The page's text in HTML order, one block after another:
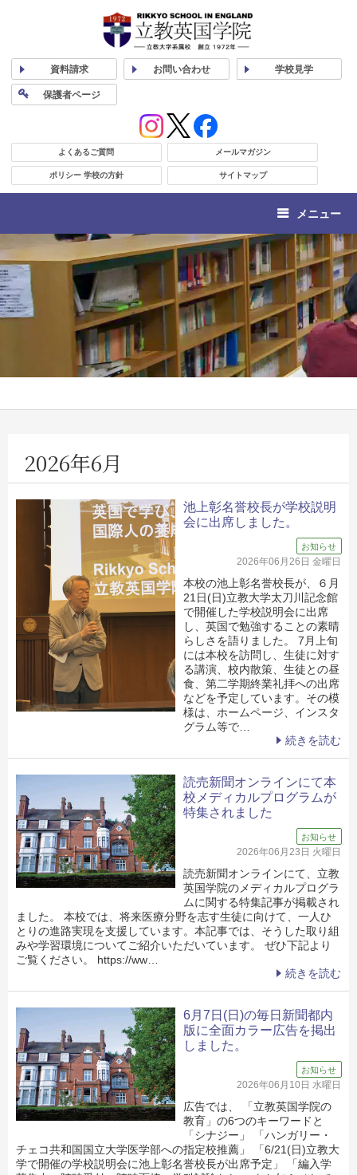
資料請求 お問い合わせ 学校見学
保護者ページ
よくあるご質問 メールマガジン
ポリシー 学校の方針 サイトマップ
メニュー
2026年6月
池上彰名誉校長が学校説明
会に出席しました。
お知らせ
2026年06月26日 金曜日
本校の池上彰名誉校長が、６月
21日(日)立教大学太刀川記念館
で開催した学校説明会に出席
し、英国で勉強することの素晴
らしさを語りました。 7月上旬
には本校を訪問し、生徒に対す
る講演、校内散策、生徒との昼
食、第二学期終業礼拝への出席
などを予定しています。その模
様は、ホームページ、インスタ
グラム等で…
続きを読む
読売新聞オンラインにて本
校メディカルプログラムが
特集されました
お知らせ
2026年06月23日 火曜日
読売新聞オンラインにて、立教
英国学院のメディカルプログラ
ムに関する特集記事が掲載され
ました。 本校では、将来医療分野を志す生徒に向けて、一人ひ
とりの進路実現を支援しています。本記事では、そうした取り組
みや学習環境についてご紹介いただいています。 ぜひ下記より
ご覧ください。 https://ww…
続きを読む
6月7日(日)の毎日新聞都内
版に全面カラー広告を掲出
しました。
お知らせ
2026年06月10日 水曜日
広告では、 「立教英国学院の
教育」の6つのキーワードと
「シナジー」 「ハンガリー・
チェコ共和国国立大学医学部への指定校推薦」 「6/21(日)立教大
学で開催の学校説明会に池上彰名誉校長が出席予定」 「編入学